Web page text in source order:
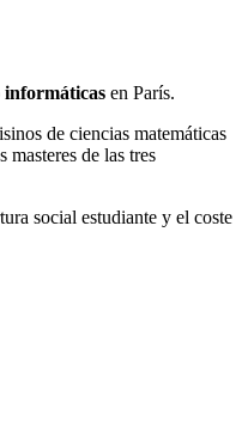
informáticas en París.
de ciencias matemáticas
de las tres
social estudiante y el coste